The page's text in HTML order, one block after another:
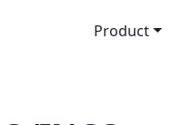
Product